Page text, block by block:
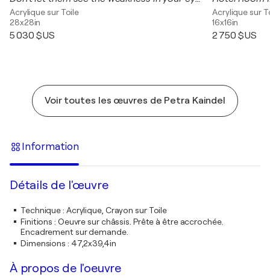
Acrylique sur Toile
28x28in
5 030 $US
Acrylique sur
16x16in
2 750 $US
Voir toutes les œuvres de Petra Kaindel
Information
Détails de l'œuvre
Technique: Acrylique, Crayon sur Toile
Finitions : Oeuvre sur châssis. Prête à être accrochée.
Encadrement sur demande.
Dimensions : 47,2x39,4in
À propos de l'oeuvre